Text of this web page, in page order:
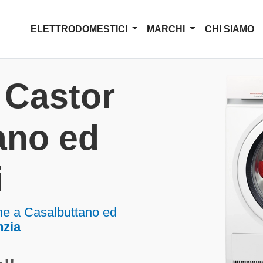
ELETTRODOMESTICI MARCHI CHI SIAMO
ed
a Casalbuttano ed